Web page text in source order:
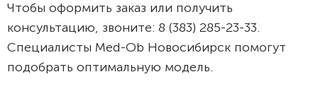
Чтобы оформить заказ или получить
консультацию, звоните: 8 (383) 285-23-33.
Специалисты Med-Ob Новосибирск помогут
подобрать оптимальную модель.